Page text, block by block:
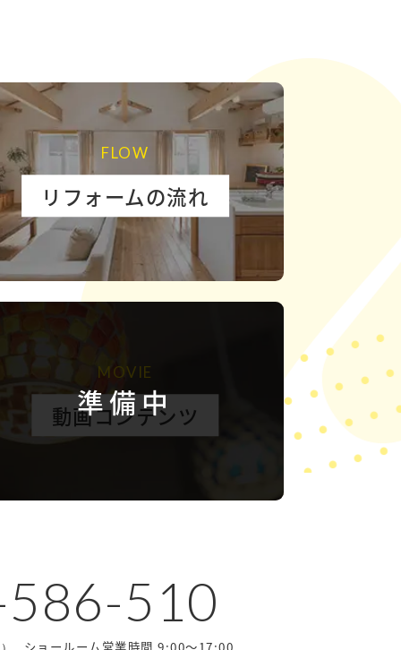
FLOW
リフォームの流れ
準備中
MOVIE
動画コンテンツ
510